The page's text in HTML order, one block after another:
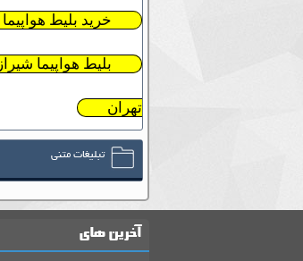
خرید بلیط هواپیما
بلیط هواپیما شیراز
تهران
تبلیغات متنی
آخرین های